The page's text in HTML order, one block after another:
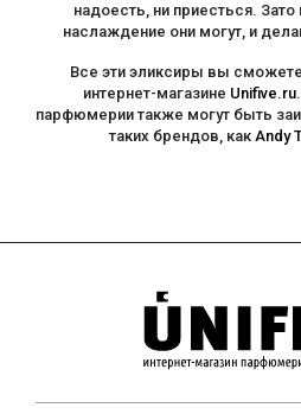
надоесть, ни приесться.
наслаждение они могут, и
Все эти эликсиры вы
интернет-магазине Unifive.ru
парфюмерии также могут быть
таких брендов, как Andy